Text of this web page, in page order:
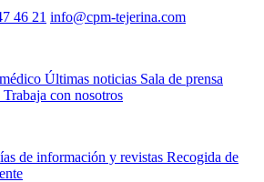
46 21 info@cpm-tejerina.com
Últimas noticias Sala de prensa
Trabaja con nosotros
de información y revistas Recogida de